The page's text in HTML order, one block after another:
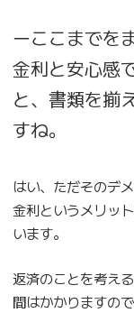
ーここまでを
金利と安心感
と、書類を揃
すね。
はい、ただそのデ
金利というメリッ
います。
返済のことを考え
間はかかりますの